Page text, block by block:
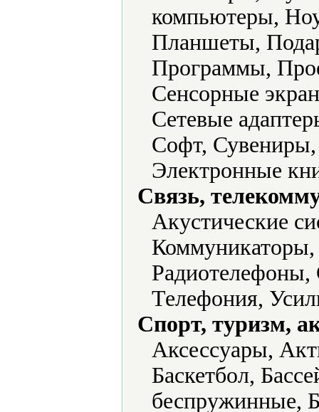
компьютеры,
Планшеты,
Программы,
Сенсорные
Сетевые
Софт,
Электронные
Связь,
Акустические
Коммуникаторы,
Телефония,
Спорт, туризм,
Аксессуары,
Баскетбол,
беспружинные,